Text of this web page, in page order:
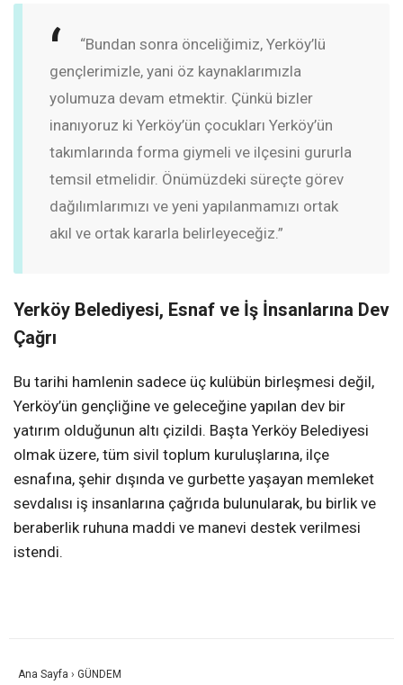
“Bundan sonra önceliğimiz, Yerköy’lü
gençlerimizle, yani öz kaynaklarımızla
yolumuza devam etmektir. Çünkü bizler
inanıyoruz ki Yerköy’ün çocukları Yerköy’ün
takımlarında forma giymeli ve ilçesini gururla
temsil etmelidir. Önümüzdeki süreçte görev
dağılımlarımızı ve yeni yapılanmamızı ortak
akıl ve ortak kararla belirleyeceğiz.”
Yerköy Belediyesi, Esnaf ve İş İnsanlarına Dev
Çağrı
Bu tarihi hamlenin sadece üç kulübün birleşmesi değil,
Yerköy’ün gençliğine ve geleceğine yapılan dev bir
yatırım olduğunun altı çizildi. Başta Yerköy Belediyesi
olmak üzere, tüm sivil toplum kuruluşlarına, ilçe
esnafına, şehir dışında ve gurbette yaşayan memleket
sevdalısı iş insanlarına çağrıda bulunularak, bu birlik ve
beraberlik ruhuna maddi ve manevi destek verilmesi
istendi.
Ana Sayfa › GÜNDEM